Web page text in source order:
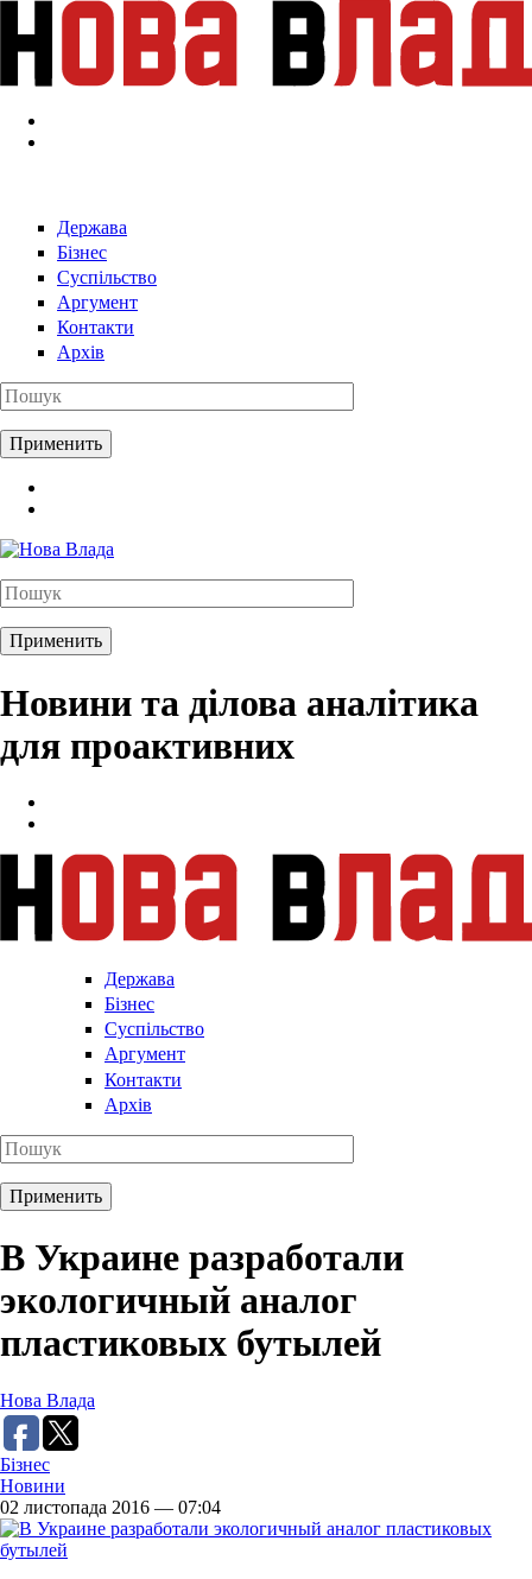
Перейти к основному содержанию
Держава
Бізнес
Суспільство
Аргумент
Контакти
Архів
Новини та ділова аналітика
для проактивних
Держава
Бізнес
Суспільство
Аргумент
Контакти
Архів
В Украине разработали
экологичный аналог
пластиковых бутылей
Нова Влада
Бізнес
Новини
02 листопада 2016 — 07:04